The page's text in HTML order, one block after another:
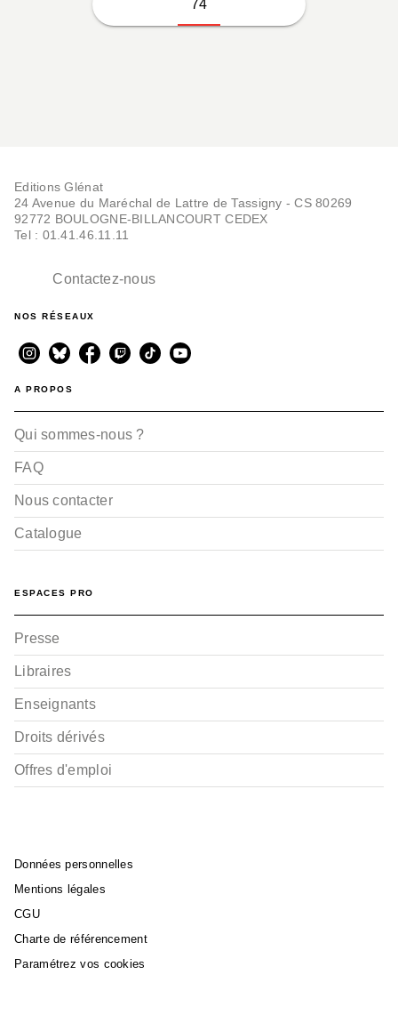
74
Editions Glénat
24 Avenue du Maréchal de Lattre de Tassigny - CS 80269
92772 BOULOGNE-BILLANCOURT CEDEX
Tel : 01.41.46.11.11
Contactez-nous
NOS RÉSEAUX
A PROPOS
Qui sommes-nous ?
FAQ
Nous contacter
Catalogue
ESPACES PRO
Presse
Libraires
Enseignants
Droits dérivés
Offres d'emploi
Données personnelles
Mentions légales
CGU
Charte de référencement
Paramétrez vos cookies